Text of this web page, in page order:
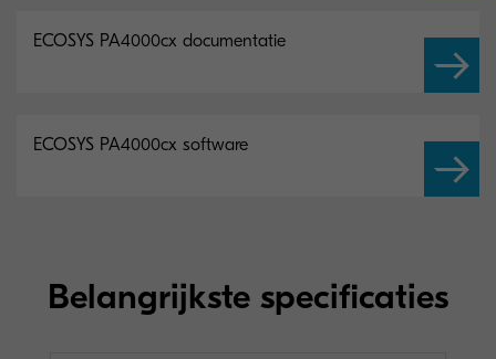
ECOSYS PA4000cx documentatie
ECOSYS PA4000cx software
Belangrijkste specificaties